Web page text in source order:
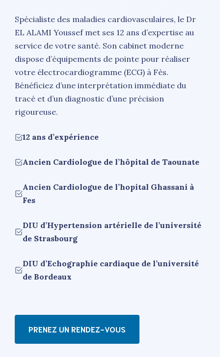
Spécialiste des maladies cardiovasculaires, le Dr
EL ALAMI Youssef met ses 12 ans d’expertise au
service de votre santé. Son cabinet moderne
dispose d’équipements de pointe pour réaliser
votre électrocardiogramme (ECG) à Fès.
Bénéficiez d’une interprétation immédiate du
tracé et d’un diagnostic d’une précision
rigoureuse.
12 ans d’expérience
Ancien Cardiologue de l’hôpital de Taounate
Ancien Cardiologue de l’hopital Ghassani à
Fes
DIU d’Hypertension artérielle de l’université
de Strasbourg
DIU d’Echographie cardiaque de l’université
de Bordeaux
PRENEZ UN RENDEZ-VOUS